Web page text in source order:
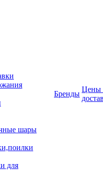
шары
для
Бренды
Цены